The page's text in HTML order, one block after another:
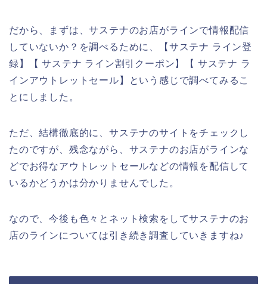
だから、まずは、サステナのお店がラインで情報配信
していないか？を調べるために、【サステナ ライン登
録】【 サステナ ライン割引クーポン】【 サステナ ラ
インアウトレットセール】という感じで調べてみるこ
とにしました。
ただ、結構徹底的に、サステナのサイトをチェックし
たのですが、残念ながら、サステナのお店がラインな
どでお得なアウトレットセールなどの情報を配信して
いるかどうかは分かりませんでした。
なので、今後も色々とネット検索をしてサステナのお
店のラインについては引き続き調査していきますね♪